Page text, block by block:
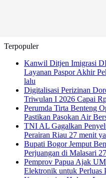
Terpopuler
Kanwil Ditjen Imigrasi
Layanan Paspor Akhir
lalu
Digitalisasi Perizinan
Triwulan I 2026 Capai
Perumda Tirta Benteng
Pastikan Pasokan Air
TNI AL Gagalkan
Perairan Riau 27 menit
Bupati Bogor Jemput
Perjuangan di Malasari
Pemprov Papua Ajak
Elektronik untuk Perluas